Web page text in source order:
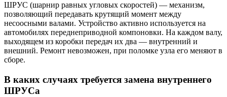
ШРУС (шарнир равных угловых скоростей) — механизм,
позволяющий передавать крутящий момент между
несоосными валами. Устройство активно используется на
автомобилях переднеприводной компоновки. На каждом валу,
выходящем из коробки передач их два — внутренний и
внешний. Ремонт невозможен, при поломке узла его меняют в
сборе.
В каких случаях требуется замена внутреннего
ШРУСа